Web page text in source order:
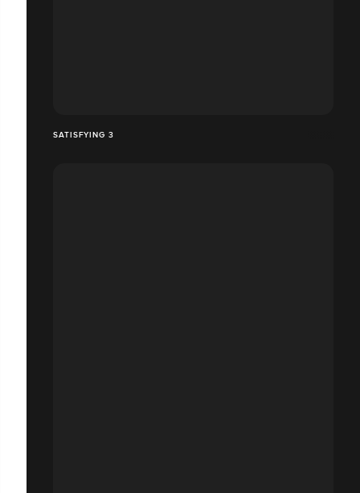
SATISFYING 3